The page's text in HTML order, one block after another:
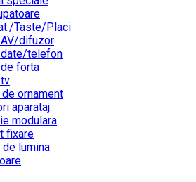
Taste/Placi
difuzor
telefon
forta
de ornament
aparataj
modulara
fixare
lumina